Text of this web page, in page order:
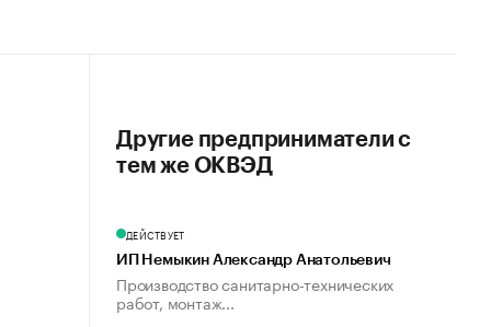
Другие предприниматели с
тем же ОКВЭД
ДЕЙСТВУЕТ
ИП Немыкин Александр Анатольевич
Производство санитарно-технических
работ, монтаж...